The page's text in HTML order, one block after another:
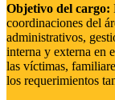
Objetivo del cargo:
coordinaciones del
administrativos,
interna y externa en
las víctimas,
los requerimientos